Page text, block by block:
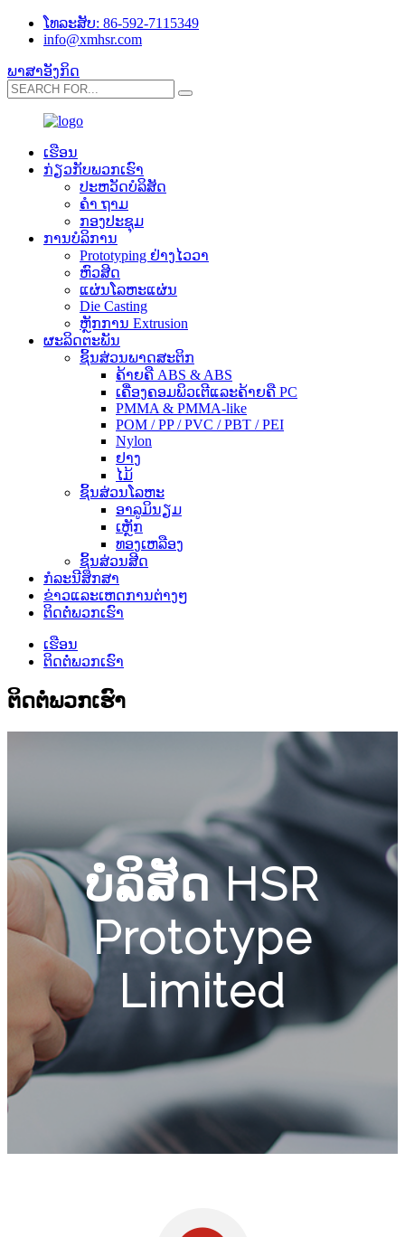
ໂທລະສັບ: 86-592-7115349
info@xmhsr.com
ພາສາອັງກິດ
ເຮືອນ
ກ່ຽວ​ກັບ​ພວກ​ເຮົາ
ປະ​ຫວັດ​ບໍ​ລິ​ສັດ
ຄຳ ຖາມ
ກອງປະຊຸມ
ການບໍລິການ
Prototyping ຢ່າງໄວວາ
ຫົວສີດ
ແຜ່ນໂລຫະແຜ່ນ
Die Casting
ຫຼັກການ Extrusion
ຜະລິດຕະພັນ
ຊິ້ນສ່ວນພາດສະຕິກ
ຄ້າຍຄື ABS & ABS
ເຄື່ອງຄອມພິວເຕີແລະຄ້າຍຄື PC
PMMA & PMMA-like
POM / PP / PVC / PBT / PEI
Nylon
ຢາງ
ໄມ້
ຊິ້ນສ່ວນໂລຫະ
ອາລູມິນຽມ
ເຫຼັກ
ທອງເຫລືອງ
ຊິ້ນສ່ວນສີດ
ກໍ​ລະ​ນີ​ສຶກ​ສາ
ຂ່າວແລະເຫດການຕ່າງໆ
ຕິດ​ຕໍ່​ພວກ​ເຮົາ
ເຮືອນ
ຕິດ​ຕໍ່​ພວກ​ເຮົາ
ຕິດ​ຕໍ່​ພວກ​ເຮົາ
ບໍລິສັດ HSR
Prototype
Limited